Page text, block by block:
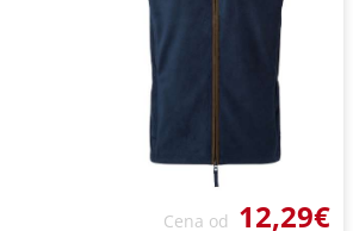
Cena od 12,29€